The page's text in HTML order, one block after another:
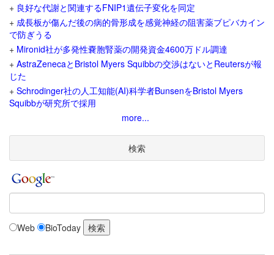
+ 良好な代謝と関連するFNIP1遺伝子変化を同定
+ 成長板が傷んだ後の病的骨形成を感覚神経の阻害薬ブピバカイン
で防ぎうる
+ Mironid社が多発性嚢胞腎薬の開発資金4600万ドル調達
+ AstraZenecaとBristol Myers Squibbの交渉はないとReutersが報
じた
+ Schrodinger社の人工知能(AI)科学者BunsenをBristol Myers
Squibbが研究所で採用
more...
検索
Web BioToday